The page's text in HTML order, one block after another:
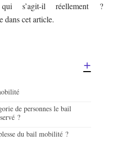
qui s’agit-il réellement ?
dans cet article.
de personnes le bail
?
du bail mobilité ?